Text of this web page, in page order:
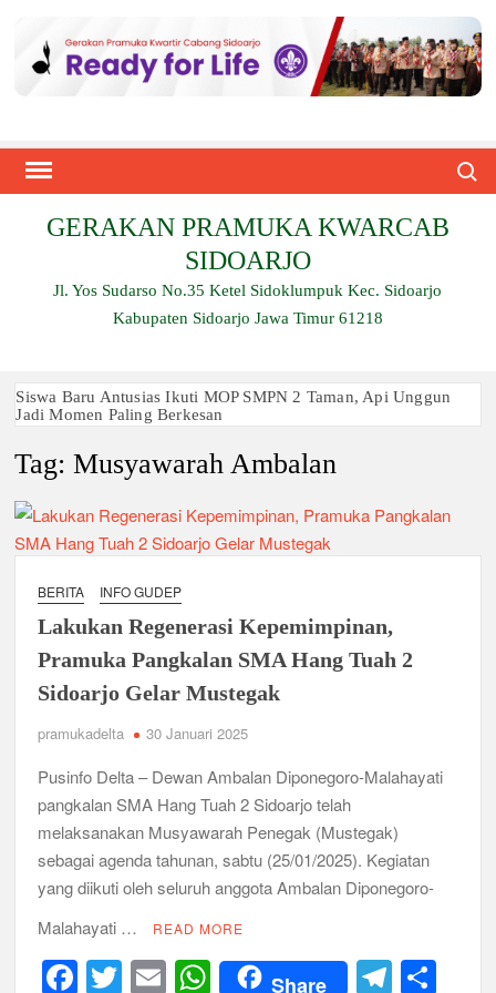
content
GERAKAN PRAMUKA KWARCAB
SIDOARJO
Jl. Yos Sudarso No.35 Ketel Sidoklumpuk Kec. Sidoarjo
Kabupaten Sidoarjo Jawa Timur 61218
Siswa Baru Antusias Ikuti MOP SMPN 2 Taman, Api Unggun
Jadi Momen Paling Berkesan
Berjalan 2 Kilometer hingga Taklukkan Beragam Ujian, Inilah
Ambalan SMAN 3 Sidoarjo Gelar Anjangsana dan Buka
Bersama 2026, Pererat Tali Persaudaraan
Relevansi Pemikiran Baden-Powell dalam Pembinaan
Generasi Muda di Era Digital
Semangat “Cerdas, Ceria, Cekatan” Warnai Pesta Siaga
Kwarran Sukodono Tahun 2026
Berkarakter, Berprestasi, Berbudi Luhur : Lomba Tingkat I
Cetak Generasi Tangguh
Pramuka SMKN 1 Jabon Tempa Disiplin dan Kepedulian
Sosial Melalui Jelajah Desa
Gemuruh Semangat di Pangkalan SMP YPM 1 Taman: Saat
Kompetisi Mencetak Karakter dan Merajut Generasi di PSCC
Perkuat Kepemimpinan dan Demokrasi, Kwarran Jabon Gelar
Dianpinsa serta Musppanitera 2026
Tag:Musyawarah Ambalan
BERITA INFO GUDEP
Lakukan Regenerasi Kepemimpinan,
Pramuka Pangkalan SMA Hang Tuah 2
Sidoarjo Gelar Mustegak
pramukadelta 30 Januari 2025
Pusinfo Delta – Dewan Ambalan Diponegoro-Malahayati
pangkalan SMA Hang Tuah 2 Sidoarjo telah
melaksanakan Musyawarah Penegak (Mustegak)
sebagai agenda tahunan, sabtu (25/01/2025). Kegiatan
yang diikuti oleh seluruh anggota Ambalan Diponegoro-
Malahayati …
READ MORE
F T E W Share T